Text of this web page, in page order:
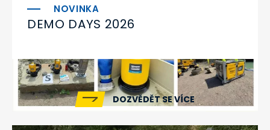
DEMO DAYS 2026
DOZVĚDĚT SE VÍCE